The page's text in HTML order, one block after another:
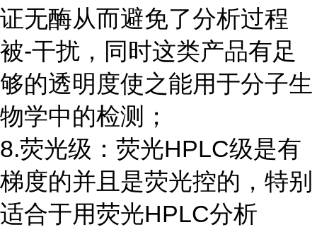
证无酶从而避免了分析过程
被-干扰，同时这类产品有足
够的透明度使之能用于分子生
物学中的检测；
8.荧光级：荧光HPLC级是有
梯度的并且是荧光控的，特别
适合于用荧光HPLC分析